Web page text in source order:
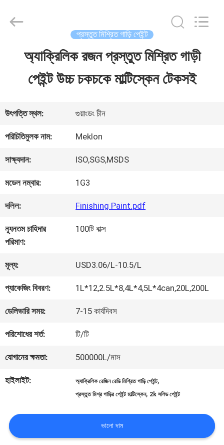
ভিডিও
আমাদের
সম্পর্কে
কারখানা
মান
নিয়ন্ত্রণ
করুন
Chemical
প্রস্তুত মিশ্রিত গাড়ি পেইন্ট
অ্যাক্রিলিক রজন প্রস্তুত মিশ্রিত গাড়ী
পেইন্ট উচ্চ চকচকে মাল্টিস্কেন টেকসই
উৎপত্তি স্থল: গুয়াংডং চীন
পরিচিতিমুলক নাম: Meklon
সাক্ষ্যদান: ISO,SGS,MSDS
মডেল নম্বার: 1G3
দলিল: Finishing Paint.pdf
ন্যূনতম চাহিদার
পরিমাণ:
100টি বাক্স
মূল্য: USD3.06/L-10.5/L
প্যাকেজিং বিবরণ: 1L*12,2.5L*8,4L*4,5L*4can,20L,200L
ডেলিভারি সময়: 7-15 কার্যদিবস
পরিশোধের শর্ত: টি/টি
যোগানের ক্ষমতা: 500000L/মাস
হাইলাইট: অ্যাক্রিলিক রেজিন রেডি মিশ্রিত গাড়ি পেইন্ট,
প্রস্তুত মিশ্র গাড়ির পেইন্ট মাল্টিস্কেন, 2k সলিড পেইন্ট
ভালো দাম